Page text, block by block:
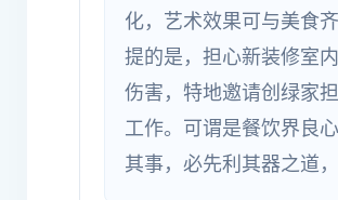
化，艺术效果可与美食
提的是，担心新装修室
伤害，特地邀请创绿家
工作。可谓是餐饮界良
其事，必先利其器之道，